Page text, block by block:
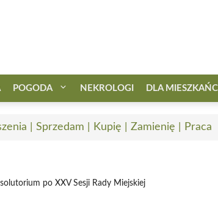
POGODA NEKROLOGI DLA
| Sprzedam | Kupię | Zamienię | Praca
po XXV Sesji Rady Miejskiej